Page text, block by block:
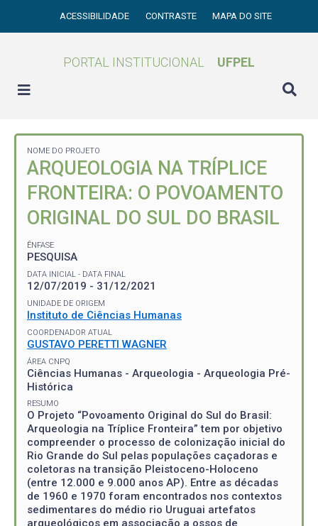
ACESSIBILIDADE CONTRASTE MAPA DO SITE
PORTAL INSTITUCIONAL UFPEL
NOME DO PROJETO
ARQUEOLOGIA NA TRÍPLICE
FRONTEIRA: O POVOAMENTO
ORIGINAL DO SUL DO BRASIL
ÊNFASE
PESQUISA
DATA INICIAL - DATA FINAL
12/07/2019 - 31/12/2021
UNIDADE DE ORIGEM
Instituto de Ciências Humanas
COORDENADOR ATUAL
GUSTAVO PERETTI WAGNER
ÁREA CNPQ
Ciências Humanas - Arqueologia - Arqueologia Pré-
Histórica
RESUMO
O Projeto “Povoamento Original do Sul do Brasil:
Arqueologia na Tríplice Fronteira” tem por objetivo
compreender o processo de colonização inicial do
Rio Grande do Sul pelas populações caçadoras e
coletoras na transição Pleistoceno-Holoceno
(entre 12.000 e 9.000 anos AP). Entre as décadas
de 1960 e 1970 foram encontrados nos contextos
sedimentares do médio rio Uruguai artefatos
arqueológicos em associação a ossos de